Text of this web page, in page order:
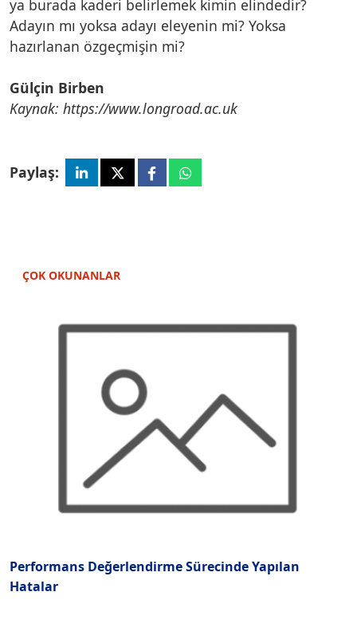
ya burada kaderi belirlemek kimin elindedir?
Adayın mı yoksa adayı eleyenin mi? Yoksa
hazırlanan özgeçmişin mi?
Gülçin Birben
Kaynak: https://www.longroad.ac.uk
Paylaş:
ÇOK OKUNANLAR
Performans Değerlendirme Sürecinde Yapılan
Hatalar